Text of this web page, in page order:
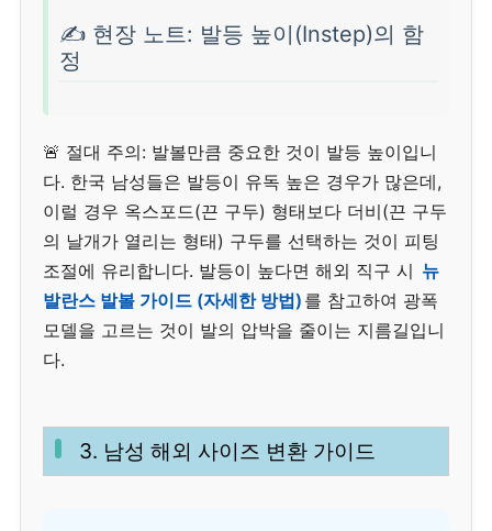
✍️ 현장 노트: 발등 높이(Instep)의 함
정
🚨 절대 주의: 발볼만큼 중요한 것이 발등 높이입니
다. 한국 남성들은 발등이 유독 높은 경우가 많은데,
이럴 경우 옥스포드(끈 구두) 형태보다 더비(끈 구두
의 날개가 열리는 형태) 구두를 선택하는 것이 피팅
조절에 유리합니다. 발등이 높다면 해외 직구 시 뉴
발란스 발볼 가이드 (자세한 방법) 를 참고하여 광폭
모델을 고르는 것이 발의 압박을 줄이는 지름길입니
다.
3. 남성 해외 사이즈 변환 가이드